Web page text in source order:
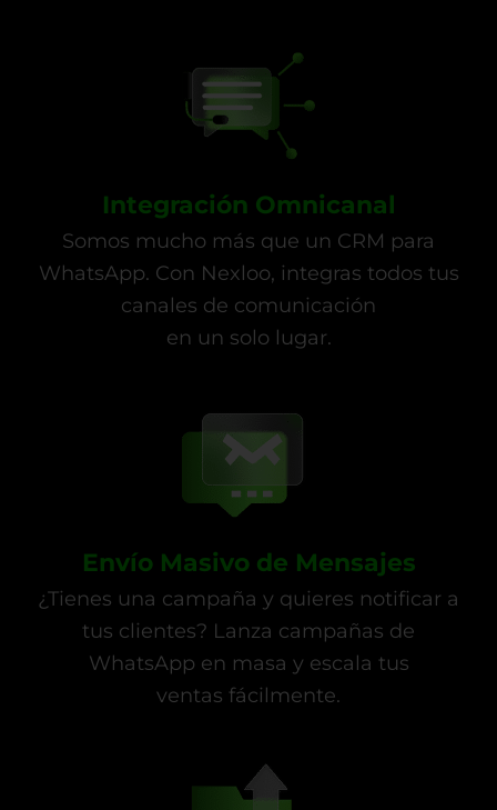
Integración Omnicanal
Somos mucho más que un CRM para
WhatsApp. Con Nexloo, integras todos tus
canales de comunicación
en un solo lugar.
Envío Masivo de Mensajes
¿Tienes una campaña y quieres notificar a
tus clientes? Lanza campañas de
WhatsApp en masa y escala tus
ventas fácilmente.